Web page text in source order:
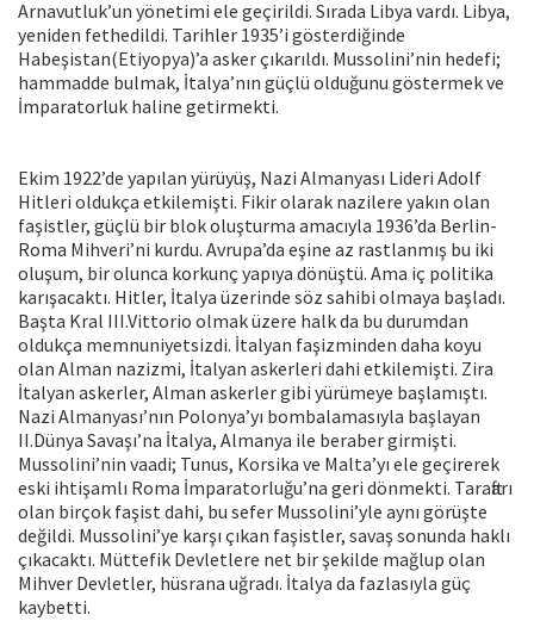
Arnavutluk’un yönetimi ele geçirildi. Sırada Libya vardı. Libya,
yeniden fethedildi. Tarihler 1935’i gösterdiğinde
Habeşistan(Etiyopya)’a asker çıkarıldı. Mussolini’nin hedefi;
hammadde bulmak, İtalya’nın güçlü olduğunu göstermek ve
İmparatorluk haline getirmekti.
Ekim 1922’de yapılan yürüyüş, Nazi Almanyası Lideri Adolf
Hitleri oldukça etkilemişti. Fikir olarak nazilere yakın olan
faşistler, güçlü bir blok oluşturma amacıyla 1936’da Berlin-
Roma Mihveri’ni kurdu. Avrupa’da eşine az rastlanmış bu iki
oluşum, bir olunca korkunç yapıya dönüştü. Ama iç politika
karışacaktı. Hitler, İtalya üzerinde söz sahibi olmaya başladı.
Başta Kral III.Vittorio olmak üzere halk da bu durumdan
oldukça memnuniyetsizdi. İtalyan faşizminden daha koyu
olan Alman nazizmi, İtalyan askerleri dahi etkilemişti. Zira
İtalyan askerler, Alman askerler gibi yürümeye başlamıştı.
Nazi Almanyası’nın Polonya’yı bombalamasıyla başlayan
II.Dünya Savaşı’na İtalya, Almanya ile beraber girmişti.
Mussolini’nin vaadi; Tunus, Korsika ve Malta’yı ele geçirerek
eski ihtişamlı Roma İmparatorluğu’na geri dönmekti. Taraftarı
olan birçok faşist dahi, bu sefer Mussolini’yle aynı görüşte
değildi. Mussolini’ye karşı çıkan faşistler, savaş sonunda haklı
çıkacaktı. Müttefik Devletlere net bir şekilde mağlup olan
Mihver Devletler, hüsrana uğradı. İtalya da fazlasıyla güç
kaybetti.